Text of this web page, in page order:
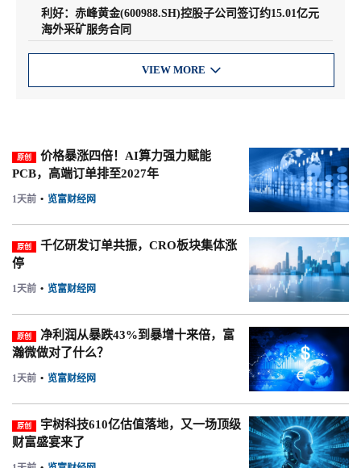
利好：赤峰黄金(600988.SH)控股子公司签订约15.01亿元
海外采矿服务合同
VIEW MORE 
原创
价格暴涨四倍！AI算力强力赋能
PCB，高端订单排至2027年
1天前 • 览富财经网
原创
千亿研发订单共振，CRO板块集体涨
停
1天前 • 览富财经网
原创
净利润从暴跌43%到暴增十来倍，富
瀚微做对了什么？
1天前 • 览富财经网
原创
宇树科技610亿估值落地，又一场顶级
财富盛宴来了